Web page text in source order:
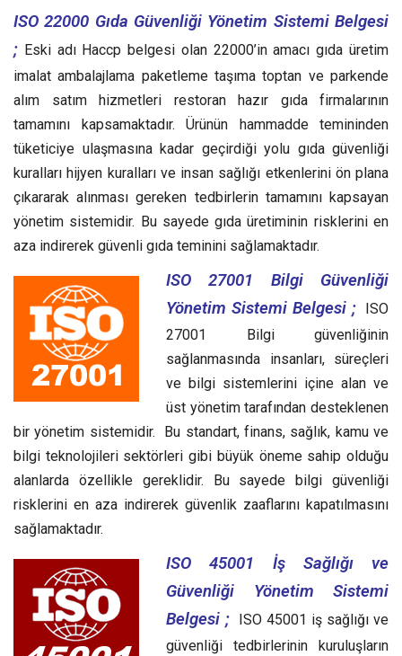
ISO 22000 Gıda Güvenliği Yönetim Sistemi Belgesi
; Eski adı Haccp belgesi olan 22000’in amacı gıda üretim
imalat ambalajlama paketleme taşıma toptan ve parkende
alım satım hizmetleri restoran hazır gıda firmalarının
tamamını kapsamaktadır. Ürünün hammadde temininden
tüketiciye ulaşmasına kadar geçirdiği yolu gıda güvenliği
kuralları hijyen kuralları ve insan sağlığı etkenlerini ön plana
çıkararak alınması gereken tedbirlerin tamamını kapsayan
yönetim sistemidir. Bu sayede gıda üretiminin risklerini en
aza indirerek güvenli gıda teminini sağlamaktadır.
ISO 27001 Bilgi Güvenliği
Yönetim Sistemi Belgesi ;
ISO
27001 Bilgi güvenliğinin
sağlanmasında insanları, süreçleri
ve bilgi sistemlerini içine alan ve
üst yönetim tarafından desteklenen
bir yönetim sistemidir. Bu standart, finans, sağlık, kamu ve
bilgi teknolojileri sektörleri gibi büyük öneme sahip olduğu
alanlarda özellikle gereklidir. Bu sayede bilgi güvenliği
risklerini en aza indirerek güvenlik zaaflarını kapatılmasını
sağlamaktadır.
ISO 45001 İş Sağlığı ve
Güvenliği Yönetim Sistemi
Belgesi ;
ISO 45001 iş sağlığı ve
güvenliği tedbirlerinin kuruluşların